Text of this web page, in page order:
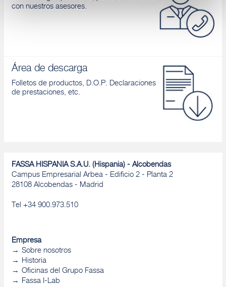
con nuestros asesores.
Área de descarga
Folletos de productos, D.O.P. Declaraciones
de prestaciones, etc.
FASSA HISPANIA S.A.U. (Hispania) - Alcobendas
Campus Empresarial Arbea - Edificio 2 - Planta 2
28108 Alcobendas - Madrid
Tel +34 900.973.510
Empresa
Sobre nosotros
Historia
Oficinas del Grupo Fassa
Fassa I-Lab